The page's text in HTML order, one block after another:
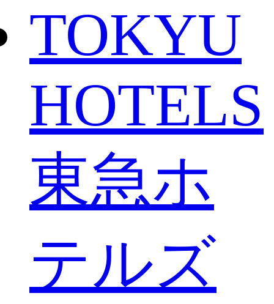
TOKYU
HOTELS
東急ホ
テルズ